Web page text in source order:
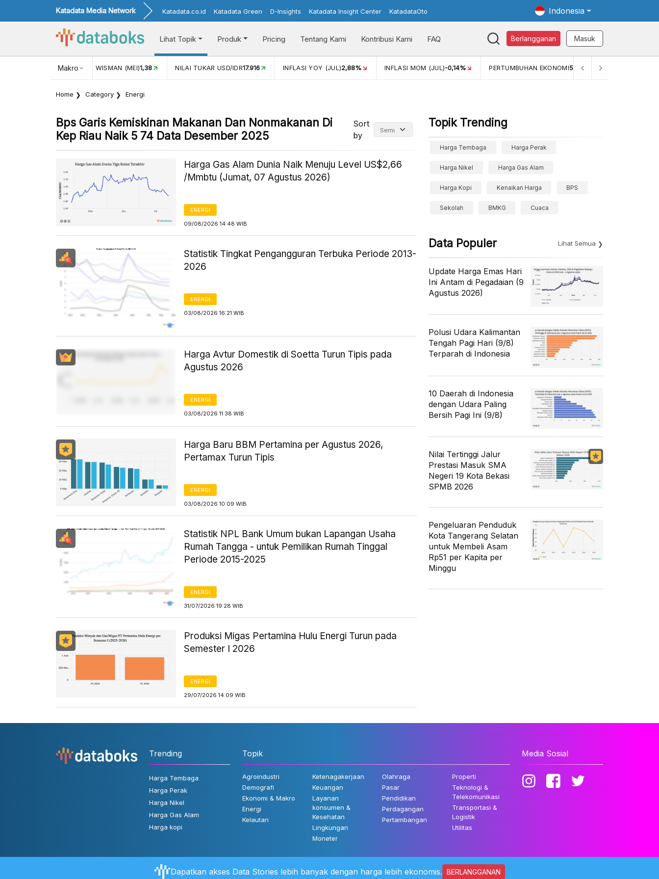
Katadata Media Network Katadata.co.id Katadata Green D-Insights Katadata Insight Center KatadataOto Indonesia
Lihat Topik Produk Pricing Tentang Kami Kontribusi Kami FAQ Berlangganan Masuk
Makro
KUNJUNGAN WISMAN (MEI)1,38 NILAI TUKAR USD/IDR17.916 INFLASI YOY (JUL)2,88% INFLASI MOM (JUL)-0,14% PERTUMBUHAN EKONOMI5,11%
Home Category Energi
Bps Garis Kemiskinan Makanan Dan Nonmakanan Di
Kep Riau Naik 5 74 Data Desember 2025
Sort
by
Harga Gas Alam Dunia Naik Menuju Level US$2,66
/Mmbtu (Jumat, 07 Agustus 2026)
ENERGI
09/08/2026 14:48 WIB
Statistik Tingkat Pengangguran Terbuka Periode 2013-
2026
ENERGI
03/08/2026 16:21 WIB
Harga Avtur Domestik di Soetta Turun Tipis pada
Agustus 2026
ENERGI
03/08/2026 11:38 WIB
Harga Baru BBM Pertamina per Agustus 2026,
Pertamax Turun Tipis
ENERGI
03/08/2026 10:09 WIB
Statistik NPL Bank Umum bukan Lapangan Usaha
Rumah Tangga - untuk Pemilikan Rumah Tinggal
Periode 2015-2025
ENERGI
31/07/2026 19:28 WIB
Produksi Migas Pertamina Hulu Energi Turun pada
Semester I 2026
ENERGI
29/07/2026 14:09 WIB
Topik Trending
Harga Tembaga Harga Perak
Harga Nikel Harga Gas Alam
Harga Kopi Kenaikan Harga BPS
Sekolah BMKG Cuaca
Data Populer Lihat Semua
Update Harga Emas Hari
Ini Antam di Pegadaian (9
Agustus 2026)
Polusi Udara Kalimantan
Tengah Pagi Hari (9/8)
Terparah di Indonesia
10 Daerah di Indonesia
dengan Udara Paling
Bersih Pagi Ini (9/8)
Nilai Tertinggi Jalur
Prestasi Masuk SMA
Negeri 19 Kota Bekasi
SPMB 2026
Pengeluaran Penduduk
Kota Tangerang Selatan
untuk Membeli Asam
Rp51 per Kapita per
Minggu
Trending
Harga Tembaga
Harga Perak
Harga Nikel
Harga Gas Alam
Harga kopi
Topik
Agroindustri
Demografi
Ekonomi & Makro
Energi
Kelautan
Ketenagakerjaan
Keuangan
Layanan
konsumen &
Kesehatan
Lingkungan
Moneter
Olahraga
Pasar
Pendidikan
Perdagangan
Pertambangan
Properti
Teknologi &
Telekomunikasi
Transportasi &
Logistik
Utilitas
Media Sosial
Aturan Pengguna FAQ Hubungi Kami ©2022 Katadata. Hak cipta dilindungi Undang-undang.
Dapatkan akses Data Stories lebih banyak dengan harga lebih ekonomis. BERLANGGANAN